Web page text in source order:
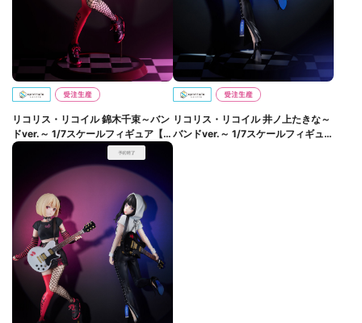
リコリス・リコイル 錦木千束～バン
ドver.～ 1/7スケールフィギュア【完
全受注生産】
リコリス・リコイル 井ノ上たきな～
バンドver.～ 1/7スケールフィギュア